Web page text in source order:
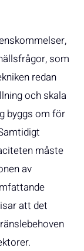
som
redan
och skala
byggs om för
måste
av
att det